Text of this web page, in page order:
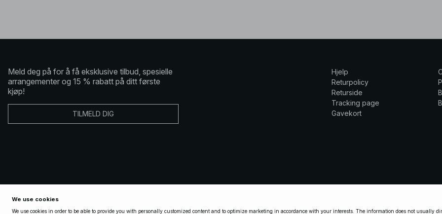
Meld deg på for å få eksklusive tilbud, spesielle
arrangementer og 15 % rabatt på ditt første
kjøp!
TILMELD DIG
Hjelp
Returpolicy
Returside
Tracking page
Gavekort